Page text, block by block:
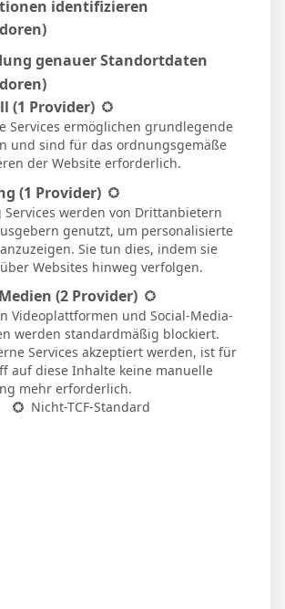
Das Webradio von Borussia
identifizieren
genauer Standortdaten
der Service-Gruppen, für die eine
(1 Provider)
Services ermöglichen grundlegende
und sind für das ordnungsgemäße
der Website erforderlich.
(1 Provider)
Services werden von Drittanbietern
genutzt, um personalisierte
Sie tun dies, indem sie
Websites hinweg verfolgen.
(2 Provider)
Videoplattformen und Social-Media-
werden standardmäßig blockiert.
Services akzeptiert werden, ist für
auf diese Inhalte keine manuelle
mehr erforderlich.
Nicht-TCF-Standard